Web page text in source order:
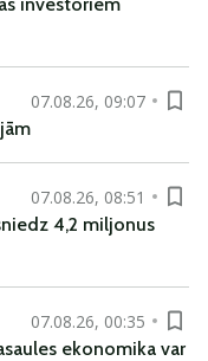
07.08.26, 09:07
07.08.26, 08:51
4,2 miljonus
07.08.26, 00:35
ekonomika var